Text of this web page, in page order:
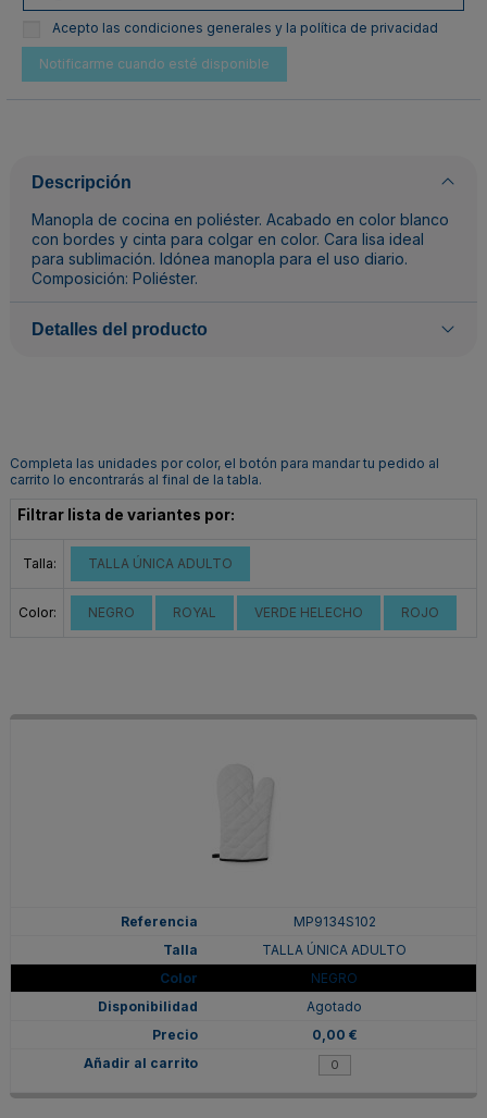
Acepto las condiciones generales y la política de privacidad
Descripción
Manopla de cocina en poliéster. Acabado en color blanco
con bordes y cinta para colgar en color. Cara lisa ideal
para sublimación. Idónea manopla para el uso diario.
Composición: Poliéster.
Detalles del producto
Completa las unidades por color, el botón para mandar tu pedido al
carrito lo encontrarás al final de la tabla.
Filtrar lista de variantes por:
Talla: TALLA ÚNICA ADULTO
Color: NEGRO ROYAL VERDE HELECHO ROJO
MP9134S102
TALLA ÚNICA ADULTO
NEGRO
Agotado
0,00 €